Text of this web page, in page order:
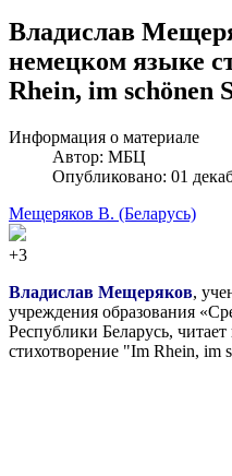
Владислав
немецком языке
Rhein, im
Информация о материале
Автор: МБЦ
Опубликовано: 01
Мещеряков В. (Беларусь)
+3
Владислав Мещеряков,
учреждения образования
Республики Беларусь,
стихотворение "Im Rhein, im